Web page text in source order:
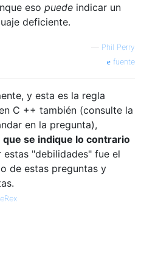
eso puede indicar un
deficiente.
— Phil Perry
fuente
y esta es la regla
C ++ también (consulte la
en la pregunta),
se indique lo contrario
estas "debilidades" fue el
de estas preguntas y